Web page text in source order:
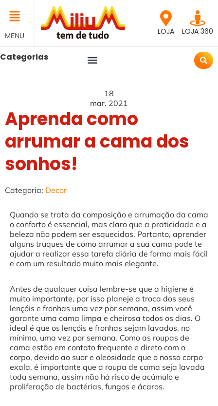
MENU LOJA LOJA 360
Categorias
18
mar. 2021
Aprenda como
arrumar a cama dos
sonhos!
Categoria: Decor
Quando se trata da composição e arrumação da cama
o conforto é essencial, mas claro que a praticidade e a
beleza não podem ser esquecidas. Portanto, aprender
alguns truques de como arrumar a sua cama pode te
ajudar a realizar essa tarefa diária de forma mais fácil
e com um resultado muito mais elegante.
Antes de qualquer coisa lembre-se que a higiene é
muito importante, por isso planeje a troca dos seus
lençóis e fronhas uma vez por semana, assim você
garante uma cama limpa e cheirosa todos os dias. O
ideal é que os lençóis e fronhas sejam lavados, no
mínimo, uma vez por semana. Como as roupas de
cama estão em contato frequente e direto com o
corpo, devido ao suor e oleosidade que o nosso corpo
exala, é importante que a roupa de cama seja lavada
toda semana, assim não há risco de acúmulo e
proliferação de bactérias, fungos e ácaros.